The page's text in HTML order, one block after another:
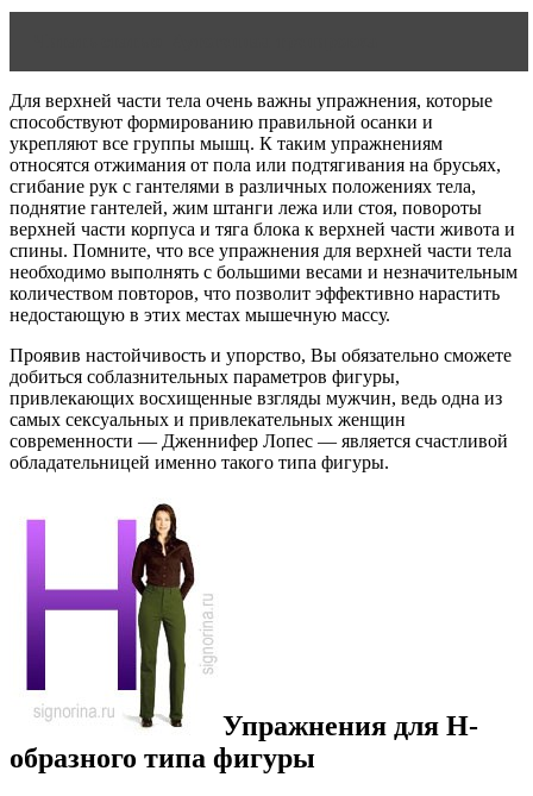
Для верхней части тела очень важны упражнения, которые
способствуют формированию правильной осанки и
укрепляют все группы мышц. К таким упражнениям
относятся отжимания от пола или подтягивания на брусьях,
сгибание рук с гантелями в различных положениях тела,
поднятие гантелей, жим штанги лежа или стоя, повороты
верхней части корпуса и тяга блока к верхней части живота и
спины. Помните, что все упражнения для верхней части тела
необходимо выполнять с большими весами и незначительным
количеством повторов, что позволит эффективно нарастить
недостающую в этих местах мышечную массу.
Проявив настойчивость и упорство, Вы обязательно сможете
добиться соблазнительных параметров фигуры,
привлекающих восхищенные взгляды мужчин, ведь одна из
самых сексуальных и привлекательных женщин
современности — Дженнифер Лопес — является счастливой
обладательницей именно такого типа фигуры.
Упражнения для H-
образного типа фигуры